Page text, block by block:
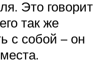
Это говорит
так же
с собой – он